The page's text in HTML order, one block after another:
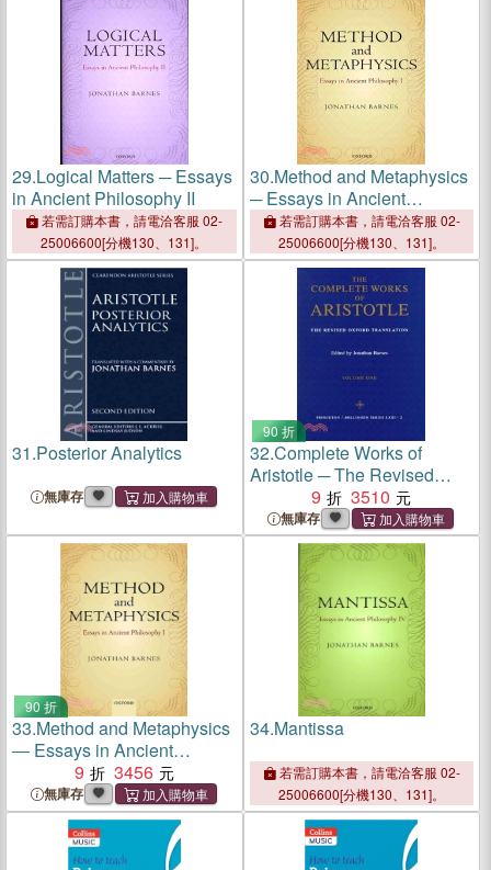
29.Logical Matters ─ Essays
in Ancient Philosophy II
若需訂購本書，請電洽客服 02-
25006600[分機130、131]。
30.Method and Metaphysics
─ Essays in Ancient
Philosophy I
若需訂購本書，請電洽客服 02-
25006600[分機130、131]。
31.Posterior Analytics
無庫存
90 折
32.Complete Works of
Aristotle ─ The Revised
Oxford Translation
9 3510
無庫存
90 折
33.Method and Metaphysics
― Essays in Ancient
Philosophy
9 3456
無庫存
34.Mantissa
若需訂購本書，請電洽客服 02-
25006600[分機130、131]。